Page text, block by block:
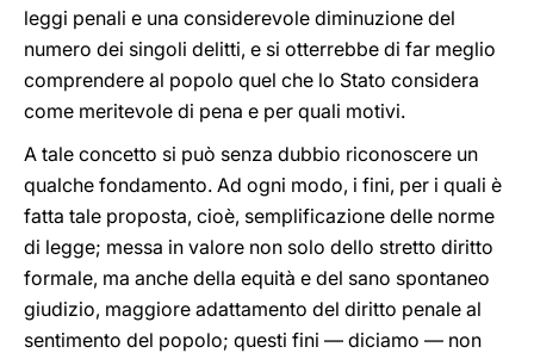
leggi penali e una considerevole diminuzione del
numero dei singoli delitti, e si otterrebbe di far meglio
comprendere al popolo quel che lo Stato considera
come meritevole di pena e per quali motivi.
A tale concetto si può senza dubbio riconoscere un
qualche fondamento. Ad ogni modo, i fini, per i quali è
fatta tale proposta, cioè, semplificazione delle norme
di legge; messa in valore non solo dello stretto diritto
formale, ma anche della equità e del sano spontaneo
giudizio, maggiore adattamento del diritto penale al
sentimento del popolo; questi fini — diciamo — non